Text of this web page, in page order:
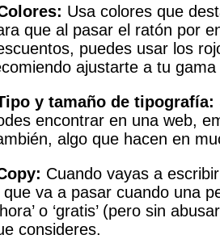
Usa colores que
que al pasar el ratón por
puedes usar los
ajustarte a tu
y tamaño de tipografía:
encontrar en una web,
algo que hacen en
Cuando vayas a escribir
que va a pasar cuando una
o ‘gratis’ (pero sin
consideres.